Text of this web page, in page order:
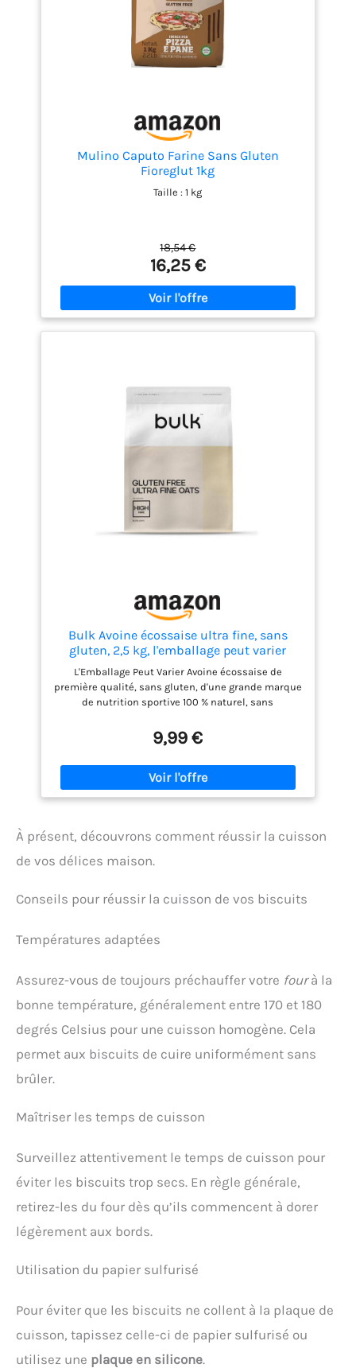
Mulino Caputo Farine Sans Gluten
Fioreglut 1kg
Taille : 1 kg
18,54 €
16,25 €
Bulk Avoine écossaise ultra fine, sans
gluten, 2,5 kg, l'emballage peut varier
L'Emballage Peut Varier Avoine écossaise de
première qualité, sans gluten, d'une grande marque
de nutrition sportive 100 % naturel, sans
première qualité, riche en fibres, faible en sucre et
contenant plus de 10 % de protéines Généralement
consommé au petit-déjeuner, mais c'est aussi un
excellent ajout aux shakes, aux smoothies et aux
pâtisseries
9,99 €
À présent, découvrons comment réussir la cuisson
de vos délices maison.
Conseils pour réussir la cuisson de vos biscuits
Températures adaptées
Assurez-vous de toujours préchauffer votre fourà la
bonne température, généralement entre 170 et 180
degrés Celsius pour une cuisson homogène. Cela
permet aux biscuits de cuire uniformément sans
brûler.
Maîtriser les temps de cuisson
Surveillez attentivement le temps de cuisson pour
éviter les biscuits trop secs. En règle générale,
retirez-les du four dès qu’ils commencent à dorer
légèrement aux bords.
Utilisation du papier sulfurisé
Pour éviter que les biscuits ne collent à la plaque de
cuisson, tapissez celle-ci de papier sulfurisé ou
utilisez une plaque en silicone.